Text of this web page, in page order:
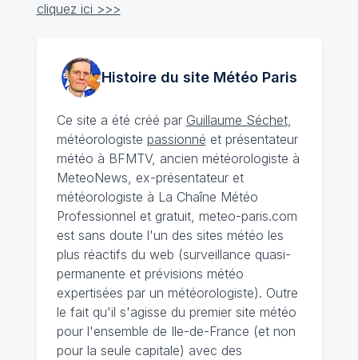
cliquez ici >>>
Histoire du site MétéoParis
Ce site a été créé par Guillaume Séchet,
météorologiste passionné et présentateur
météo à BFMTV, ancien météorologiste à
MeteoNews, ex-présentateur et
météorologiste à La Chaîne Météo
Professionnel et gratuit, meteo-paris.com
est sans doute l'un des sites météo les
plus réactifs du web (surveillance quasi-
permanente et prévisions météo
expertisées par un météorologiste). Outre
le fait qu'il s'agisse du premier site météo
pour l'ensemble de Ile-de-France (et non
pour la seule capitale) avec des